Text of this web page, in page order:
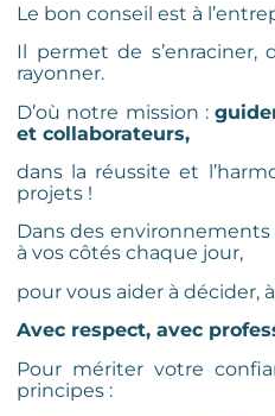
Le bon conseil est à
Il permet de s’enraciner,
rayonner.
D’où notre mission :
et collaborateurs,
dans la réussite et
projets !
Dans des
à vos côtés chaque jour,
pour vous aider à décider,
Avec respect, avec
Pour mériter votre
principes :